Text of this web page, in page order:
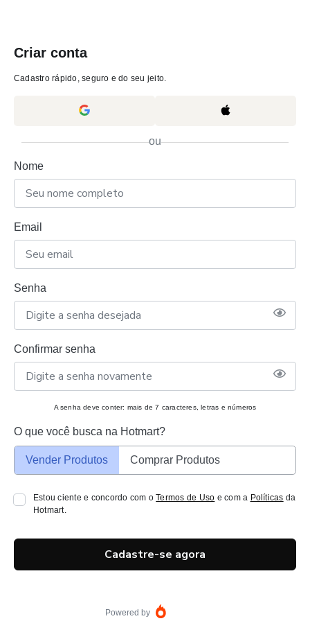
Criar conta
Cadastro rápido, seguro e do seu jeito.
ou
Nome
Email
Senha
Confirmar senha
A senha deve conter: mais de 7 caracteres, letras e números
O que você busca na Hotmart?
Vender Produtos Comprar Produtos
Estou ciente e concordo com oTermos de Uso e com a Políticas da
Hotmart.
Cadastre-se agora
Powered by